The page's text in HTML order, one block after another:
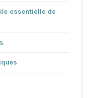
essentielle de